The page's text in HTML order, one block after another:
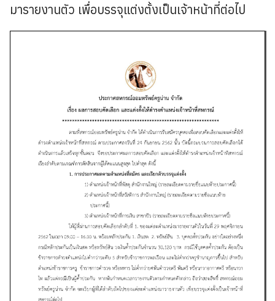
มารายงานตัว เพื่อบรรจุแต่งตั้งเป็นเจ้าหน้าที่ต่อไป